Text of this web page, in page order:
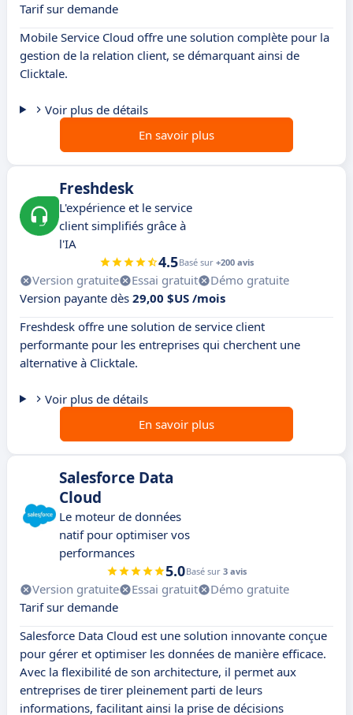
Tarif sur demande
Mobile Service Cloud offre une solution complète pour la
gestion de la relation client, se démarquant ainsi de
Clicktale.
Voir plus de détails
En savoir plus
Freshdesk
L'expérience et le service
client simplifiés grâce à
l'IA
4.5Basé sur +200 avis
Version gratuite Essai gratuit
Démo gratuite
Version payante dès 29,00 $US /mois
Freshdesk offre une solution de service client
performante pour les entreprises qui cherchent une
alternative à Clicktale.
Voir plus de détails
En savoir plus
Salesforce Data
Cloud
Le moteur de données
natif pour optimiser vos
performances
5.0Basé sur 3 avis
Version gratuite Essai gratuit
Démo gratuite
Tarif sur demande
Salesforce Data Cloud est une solution innovante conçue
pour gérer et optimiser les données de manière efficace.
Avec la flexibilité de son architecture, il permet aux
entreprises de tirer pleinement parti de leurs
informations, facilitant ainsi la prise de décisions